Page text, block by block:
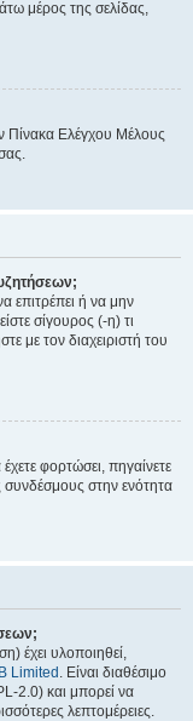
μέρος της σελίδας,
Πίνακα Ελέγχου Μέλους
επιτρέπει ή να μην
σίγουρος (-η) τι
με τον διαχειριστή του
φορτώσει, πηγαίνετε
στην ενότητα
έχει υλοποιηθεί,
Limited . Είναι διαθέσιμο
2.0) και μπορεί να
λεπτομέρειες.